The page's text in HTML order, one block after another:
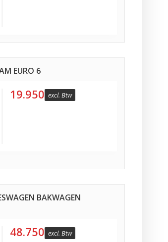
EURO 6
19.950 excl. Btw
BAKWAGEN
48.750 excl. Btw